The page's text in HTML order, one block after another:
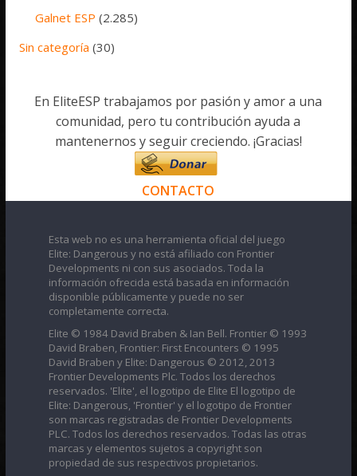
Galnet ESP (2.285)
Sin categoría (30)
En EliteESP trabajamos por pasión y amor a una
comunidad, pero tu contribución ayuda a
mantenernos y seguir creciendo. ¡Gracias!
CONTACTO
Esta web no es una herramienta oficial del juego
Elite: Dangerous y no está afiliado con Frontier
Developments ni con sus asociados. Toda la
información ofrecida está basada en información
disponible públicamente y puede no ser
completamente correcta.
Elite © 1984 David Braben & Ian Bell. Frontier © 1993
David Braben, Frontier: First Encounters © 1995
David Braben y Elite: Dangerous © 2012, 2013
Frontier Developments Plc. Todos los derechos
reservados. 'Elite', el logotipo de Elite El logotipo de
Elite: Dangerous, 'Frontier' y el logotipo de Frontier
son marcas registradas de Frontier Developments
PLC. Todos los derechos reservados. Todas las otras
marcas y elementos sujetos a copyright son
propiedad de sus respectivos propietarios.